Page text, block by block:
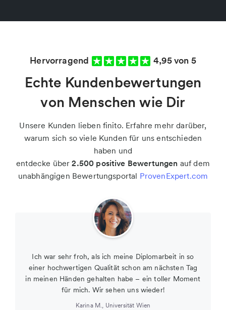
Hervorragend 4,95 von 5
Echte Kundenbewertungen
von Menschen wie Dir
Unsere Kunden lieben finito. Erfahre mehr darüber,
warum sich so viele Kunden für uns entschieden
haben und
entdecke über2.500 positive Bewertungen auf dem
unabhängigen Bewertungsportal ProvenExpert.com
Ich war sehr froh, als ich meine Diplomarbeit in so
einer hochwertigen Qualität schon am nächsten Tag
in meinen Händen gehalten habe – ein toller Moment
für mich. Wir sehen uns wieder!
Karina M. Universität Wien